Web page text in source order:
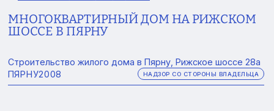
МНОГОКВАРТИРНЫЙ ДОМ НА РИЖСКОМ
ШОССЕ В ПЯРНУ
Строительство жилого дома в Пярну, Рижское шоссе 28а
ПЯРНУ2008 НАДЗОР СО СТОРОНЫ ВЛАДЕЛЬЦА